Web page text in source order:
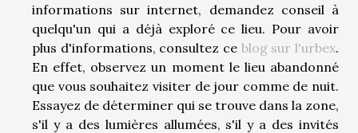
informations sur internet, demandez conseil à
quelqu'un qui a déjà exploré ce lieu. Pour avoir
plus d'informations, consultez ce blog sur l'urbex.
En effet, observez un moment le lieu abandonné
que vous souhaitez visiter de jour comme de nuit.
Essayez de déterminer qui se trouve dans la zone,
s'il y a des lumières allumées, s'il y a des invités